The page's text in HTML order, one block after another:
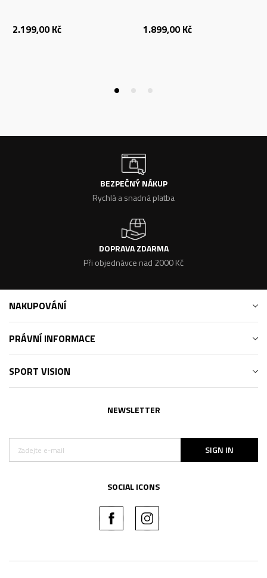
2.199,00 Kč 1.899,00 Kč
BEZPEČNÝ NÁKUP
Rychlá a snadná platba
DOPRAVA ZDARMA
Při objednávce nad 2000 Kč
NAKUPOVÁNÍ
PRÁVNÍ INFORMACE
SPORT VISION
NEWSLETTER
SIGN IN
SOCIAL ICONS